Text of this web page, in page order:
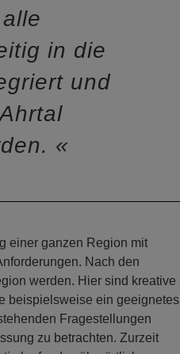
in die
und
einer ganzen Region mit
Nach den
werden. Hier sind kreative
beispielsweise ein geeignetes
Fragestellungen
zu betrachten. Zurzeit